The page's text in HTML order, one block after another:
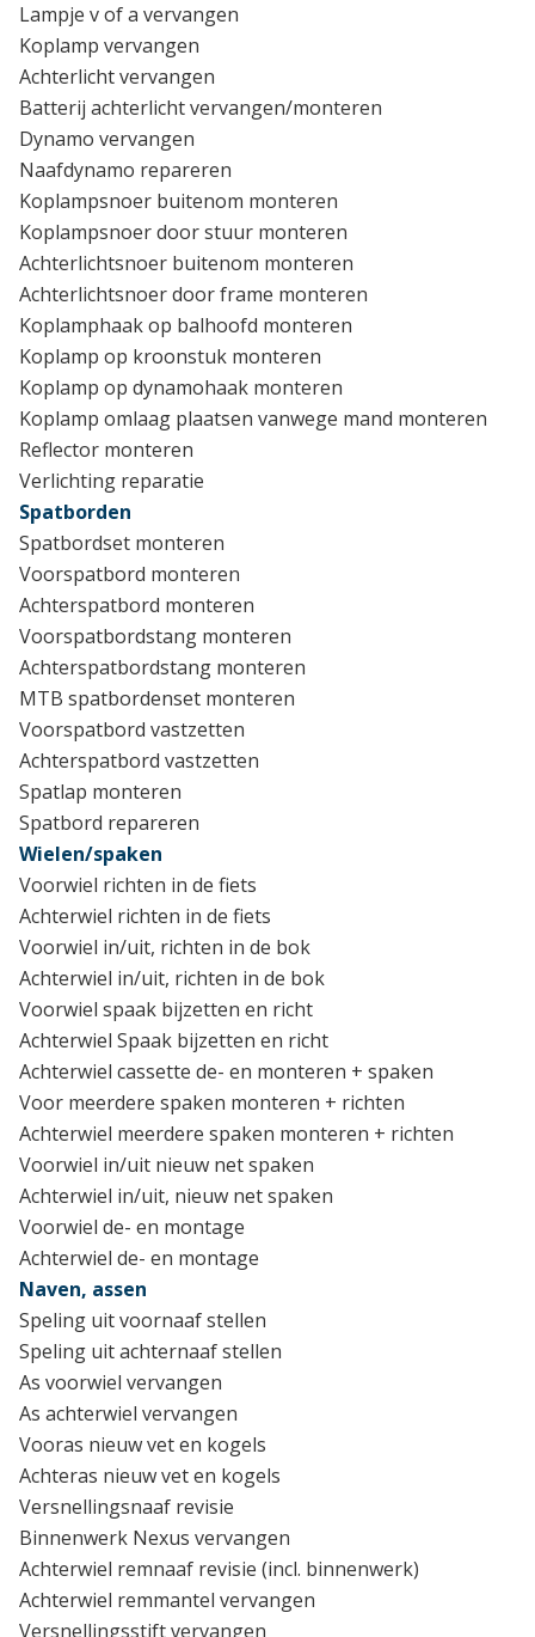
Lampje v of a vervangen
Koplamp vervangen
Achterlicht vervangen
Batterij achterlicht vervangen/monteren
Dynamo vervangen
Naafdynamo repareren
Koplampsnoer buitenom monteren
Koplampsnoer door stuur monteren
Achterlichtsnoer buitenom monteren
Achterlichtsnoer door frame monteren
Koplamphaak op balhoofd monteren
Koplamp op kroonstuk monteren
Koplamp op dynamohaak monteren
Koplamp omlaag plaatsen vanwege mand monteren
Reflector monteren
Verlichting reparatie
Spatborden
Spatbordset monteren
Voorspatbord monteren
Achterspatbord monteren
Voorspatbordstang monteren
Achterspatbordstang monteren
MTB spatbordenset monteren
Voorspatbord vastzetten
Achterspatbord vastzetten
Spatlap monteren
Spatbord repareren
Wielen/spaken
Voorwiel richten in de fiets
Achterwiel richten in de fiets
Voorwiel in/uit, richten in de bok
Achterwiel in/uit, richten in de bok
Voorwiel spaak bijzetten en richt
Achterwiel Spaak bijzetten en richt
Achterwiel cassette de- en monteren + spaken
Voor meerdere spaken monteren + richten
Achterwiel meerdere spaken monteren + richten
Voorwiel in/uit nieuw net spaken
Achterwiel in/uit, nieuw net spaken
Voorwiel de- en montage
Achterwiel de- en montage
Naven, assen
Speling uit voornaaf stellen
Speling uit achternaaf stellen
As voorwiel vervangen
As achterwiel vervangen
Vooras nieuw vet en kogels
Achteras nieuw vet en kogels
Versnellingsnaaf revisie
Binnenwerk Nexus vervangen
Achterwiel remnaaf revisie (incl. binnenwerk)
Achterwiel remmantel vervangen
Versnellingsstift vervangen